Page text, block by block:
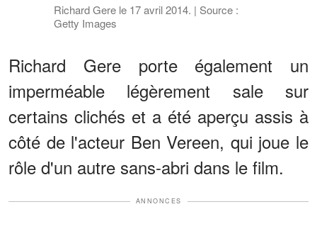
Richard Gere le 17 avril 2014. | Source :
Getty Images
Richard Gere porte également un
imperméable légèrement sale sur
certains clichés et a été aperçu assis à
côté de l'acteur Ben Vereen, qui joue le
rôle d'un autre sans-abri dans le film.
ANNONCES